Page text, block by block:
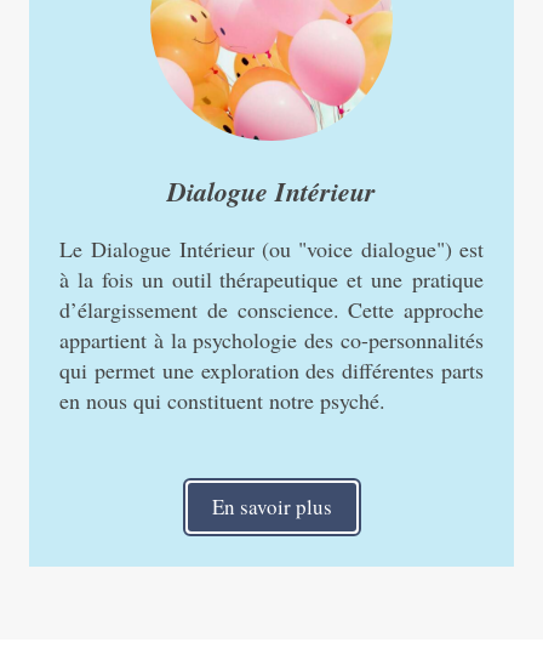
Dialogue Intérieur
Le Dialogue Intérieur (ou "voice dialogue") est
à la fois un outil thérapeutique et une pratique
d’élargissement de conscience. Cette approche
appartient à la psychologie des co-personnalités
qui permet une exploration des différentes parts
en nous qui constituent notre psyché.
En savoir plus